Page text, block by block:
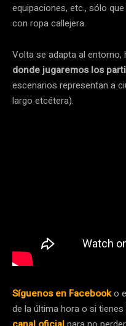
equipaciones, etc., sólo
con ropa callejera.
Volta se adapta al entorno,
donde jugaremos los
escenarios representan a
largo etcétera).
Síguenos en Facebooko
de la última hora o si